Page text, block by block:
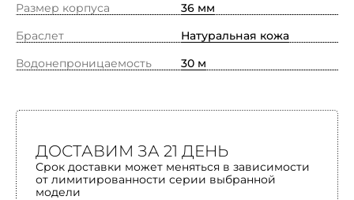
Размер корпуса
36 мм
Браслет
Натуральная кожа
Водонепроницаемость
30 м
ДОСТАВИМ ЗА 21 ДЕНЬ
Срок доставки может меняться в зависимости
от лимитированности серии выбранной
модели